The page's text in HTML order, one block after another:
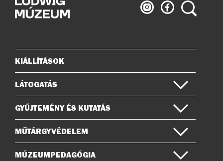
Ludwig
Múzeum
Ludwig
Múzeum
Keresés
Oldaltérkép
KIÁLLÍTÁSOK
LÁTOGATÁS
GYŰJTEMÉNY ÉS KUTATÁS
MŰTÁRGYVÉDELEM
MÚZEUMPEDAGÓGIA